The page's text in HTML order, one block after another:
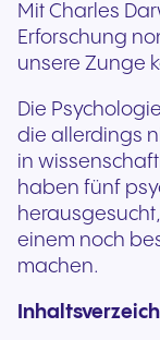
Mit Charles
Erforschung
unsere Zunge
Die
die allerdings
in
haben fünf
einem noch
machen.